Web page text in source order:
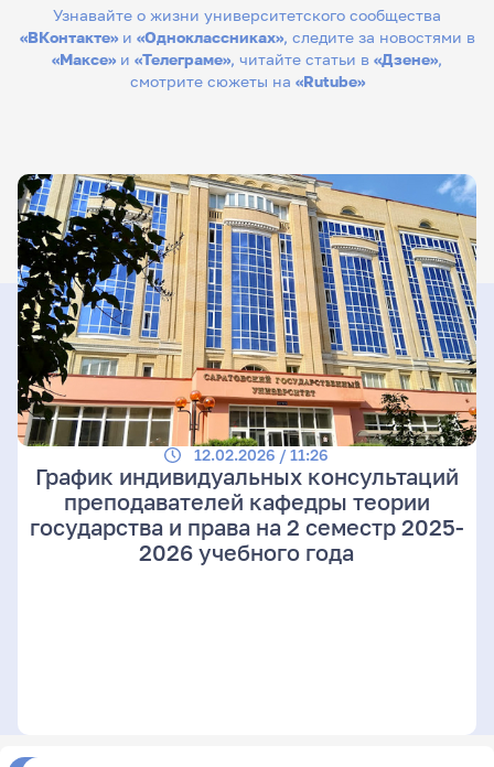
Узнавайте о жизни университетского сообщества
«ВКонтакте»и «Одноклассниках», следите за новостями в
«Максе» и «Телеграме», читайте статьи в «Дзене»,
смотрите сюжеты на «Rutube»
12.02.2026 / 11:26
График индивидуальных консультаций
преподавателей кафедры теории
государства и права на 2 семестр 2025-
2026 учебного года